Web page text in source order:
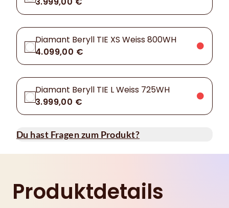
Diamant Beryll TIE XS Weiss 800WH
4.099,00 €
Diamant Beryll TIE L Weiss 725WH
3.999,00 €
Du hast Fragen zum Produkt?
Produktdetails